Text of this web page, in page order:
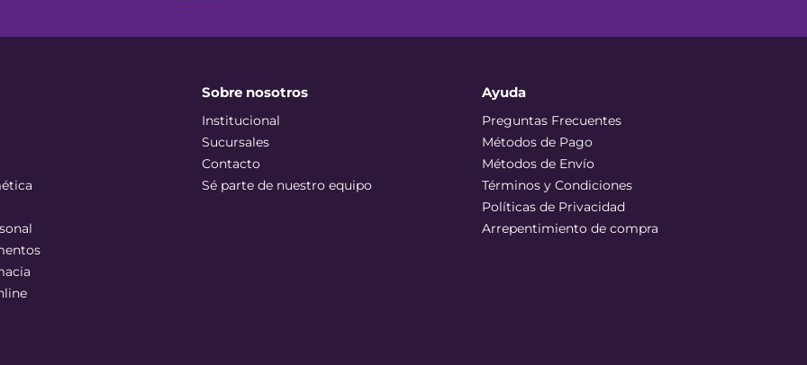
Sobre nosotros
Institucional
Sucursales
Contacto
Sé parte de nuestro equipo
Ayuda
Preguntas Frecuentes
Métodos de Pago
Métodos de Envío
Términos y Condiciones
Políticas de Privacidad
Arrepentimiento de compra